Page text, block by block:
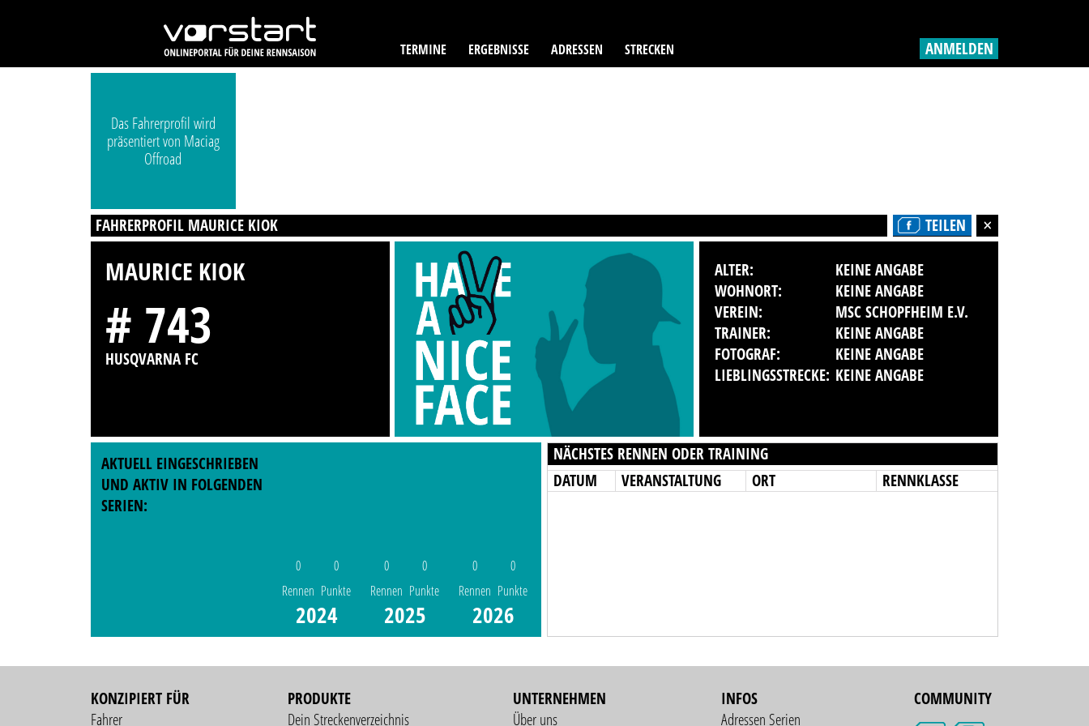
TERMINE ERGEBNISSE ADRESSEN STRECKEN ANMELDEN
Das Fahrerprofil wird
präsentiert von Maciag
Offroad
FAHRERPROFIL MAURICE KIOK TEILEN
MAURICE KIOK
# 743
HUSQVARNA FC
ALTER:
KEINE ANGABE
WOHNORT:
KEINE ANGABE
VEREIN:
MSC SCHOPFHEIM E.V.
TRAINER:
KEINE ANGABE
FOTOGRAF:
KEINE ANGABE
LIEBLINGSSTRECKE: KEINE ANGABE
AKTUELL EINGESCHRIEBEN
UND AKTIV IN FOLGENDEN
SERIEN:
0
Rennen
0
Punkte
2024
0
Rennen
0
Punkte
2025
0
Rennen
0
Punkte
2026
NÄCHSTES RENNEN ODER TRAINING
DATUM
VERANSTALTUNG ORT RENNKLASSE
KONZIPIERT FÜR
Fahrer
PRODUKTE
Dein Streckenverzeichnis
UNTERNEHMEN
Über uns
INFOS
Adressen Serien
COMMUNITY